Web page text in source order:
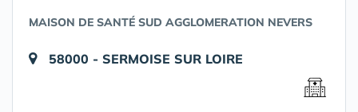
MAISON DE SANTÉ SUD AGGLOMERATION NEVERS
58000 - SERMOISE SUR LOIRE